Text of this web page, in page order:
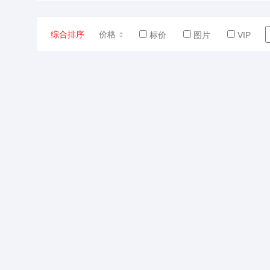
综合排序 价格 标价 图片 VIP